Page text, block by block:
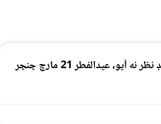
پاڪستان ۾ شوال جو چنڊ نظر نه آيو، عيدالفطر 21 مارچ ڇنڇر